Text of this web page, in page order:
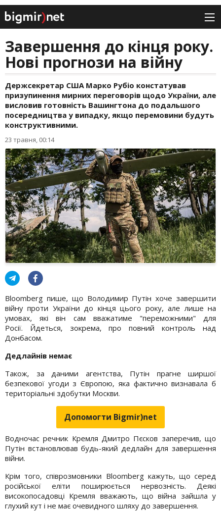
Завершення до кінця року.
Нові прогнози на війну
Держсекретар США Марко Рубіо констатував
призупинення мирних переговорів щодо України, але
висловив готовність Вашингтона до подальшого
посередництва у випадку, якщо перемовини будуть
конструктивними.
23 травня, 00:14
Bloomberg пише, що Володимир Путін хоче завершити
війну проти України до кінця цього року, але лише на
умовах, які він сам вважатиме "переможними" для
Росії. Йдеться, зокрема, про повний контроль над
Донбасом.
Дедлайнів немає
Також, за даними агентства, Путін прагне ширшої
безпекової угоди з Європою, яка фактично визнавала б
територіальні здобутки Москви.
Допомогти Bigmir)net
Водночас речник Кремля Дмитро Пєсков заперечив, що
Путін встановлював будь-який дедлайн для завершення
війни.
Крім того, співрозмовники Bloomberg кажуть, що серед
російської еліти поширюється нервозність. Деякі
високопосадовці Кремля вважають, що війна зайшла у
глухий кут і не має очевидного шляху до завершення.